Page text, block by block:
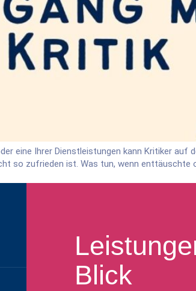
eine Ihrer Dienstleistungen kann Kritiker auf
so zufrieden ist. Was tun, wenn
Blick